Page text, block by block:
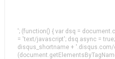
'; (function() { var dsq =
= 'text/javascript'; dsq.async =
disqus_shortname + '.disqus.com/